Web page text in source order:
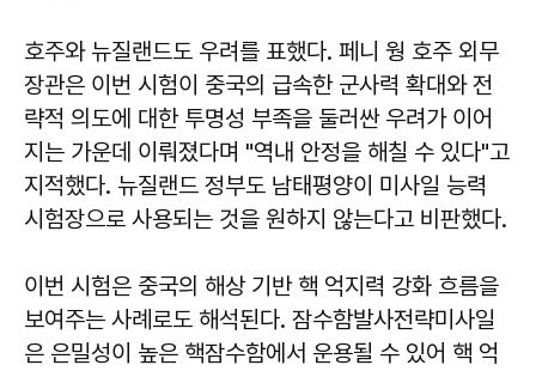
호주와 뉴질랜드도 우려를 표했다. 페니 웡 호주 외무
장관은 이번 시험이 중국의 급속한 군사력 확대와 전
략적 의도에 대한 투명성 부족을 둘러싼 우려가 이어
지는 가운데 이뤄졌다며 "역내 안정을 해칠 수 있다"고
지적했다. 뉴질랜드 정부도 남태평양이 미사일 능력
시험장으로 사용되는 것을 원하지 않는다고 비판했다.
이번 시험은 중국의 해상 기반 핵 억지력 강화 흐름을
보여주는 사례로도 해석된다. 잠수함발사전략미사일
은 은밀성이 높은 핵잠수함에서 운용될 수 있어 핵 억